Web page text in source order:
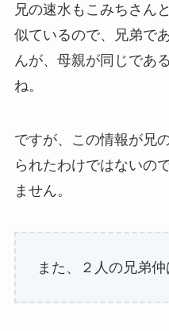
兄の速水もこみちさん
似ているので、兄弟で
んが、母親が同じであ
ね。
ですが、この情報が兄
られたわけではないの
ません。
また、２人の兄弟